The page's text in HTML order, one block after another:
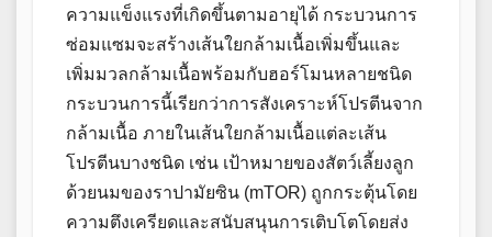
ความแข็งแรงที่เกิดขึ้นตามอายุได้ กระบวนการ
ซ่อมแซมจะสร้างเส้นใยกล้ามเนื้อเพิ่มขึ้นและ
เพิ่มมวลกล้ามเนื้อพร้อมกับฮอร์โมนหลายชนิด
กระบวนการนี้เรียกว่าการสังเคราะห์โปรตีนจาก
กล้ามเนื้อ ภายในเส้นใยกล้ามเนื้อแต่ละเส้น
โปรตีนบางชนิด เช่น เป้าหมายของสัตว์เลี้ยงลูก
ด้วยนมของราปามัยซิน (mTOR) ถูกกระตุ้นโดย
ความตึงเครียดและสนับสนุนการเติบโตโดยส่ง